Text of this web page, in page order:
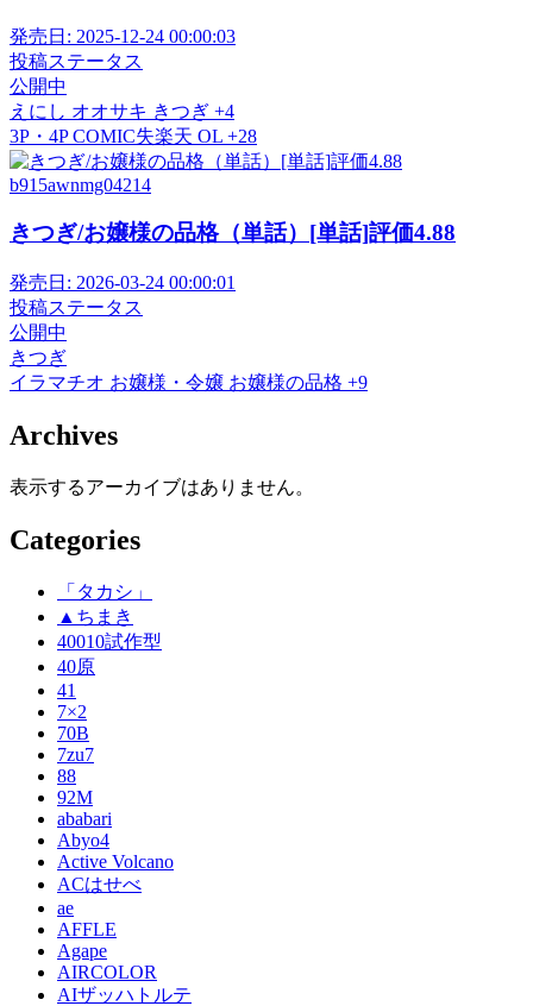
発売日: 2025-12-24 00:00:03
投稿ステータス
公開中
えにし オオサキ きつぎ +4
3P・4PCOMIC失楽天 OL +28
b915awnmg04214
きつぎ/お嬢様の品格（単話）[単話]評価4.88
発売日: 2026-03-24 00:00:01
投稿ステータス
公開中
きつぎ
イラマチオ お嬢様・令嬢 お嬢様の品格 +9
Archives
表示するアーカイブはありません。
Categories
「タカシ」
▲ちまき
40010試作型
40原
41
7×2
70B
7zu7
88
92M
ababari
Abyo4
Active Volcano
ACはせべ
ae
AFFLE
Agape
AIRCOLOR
AIザッハトルテ